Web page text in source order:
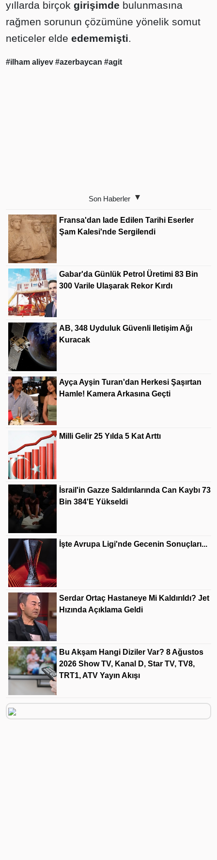
yıllarda birçok girişimde bulunmasına
rağmen sorunun çözümüne yönelik somut
neticeler elde edememişti.
#ilham aliyev #azerbaycan #agit
Son Haberler
Fransa'dan Iade Edilen Tarihi Eserler
Şam Kalesi'nde Sergilendi
Gabar'da Günlük Petrol Üretimi 83 Bin
300 Varile Ulaşarak Rekor Kırdı
AB, 348 Uyduluk Güvenli Iletişim Ağı
Kuracak
Ayça Ayşin Turan'dan Herkesi Şaşırtan
Hamle! Kamera Arkasına Geçti
Milli Gelir 25 Yılda 5 Kat Arttı
İsrail'in Gazze Saldırılarında Can Kaybı 73
Bin 384'e Yükseldi
İşte Avrupa Ligi'nde Gecenin Sonuçları...
Serdar Ortaç Hastaneye Mi Kaldırıldı? Jet
Hızında Açıklama Geldi
Bu Akşam Hangi Diziler Var? 8 Ağustos
2026 Show TV, Kanal D, Star TV, TV8,
TRT1, ATV Yayın Akışı